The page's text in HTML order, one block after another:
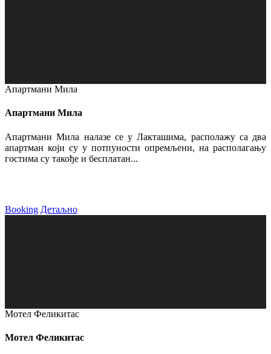
Апартмани Мила
Апартмани Мила
Апартмани Мила налазе се у Лакташима, располажу са два
апартман који су у потпуности опремљени, на располагању
гостима су такође и бесплатан...
Booking Детаљно
Мотел Феликитас
Мотел Феликитас